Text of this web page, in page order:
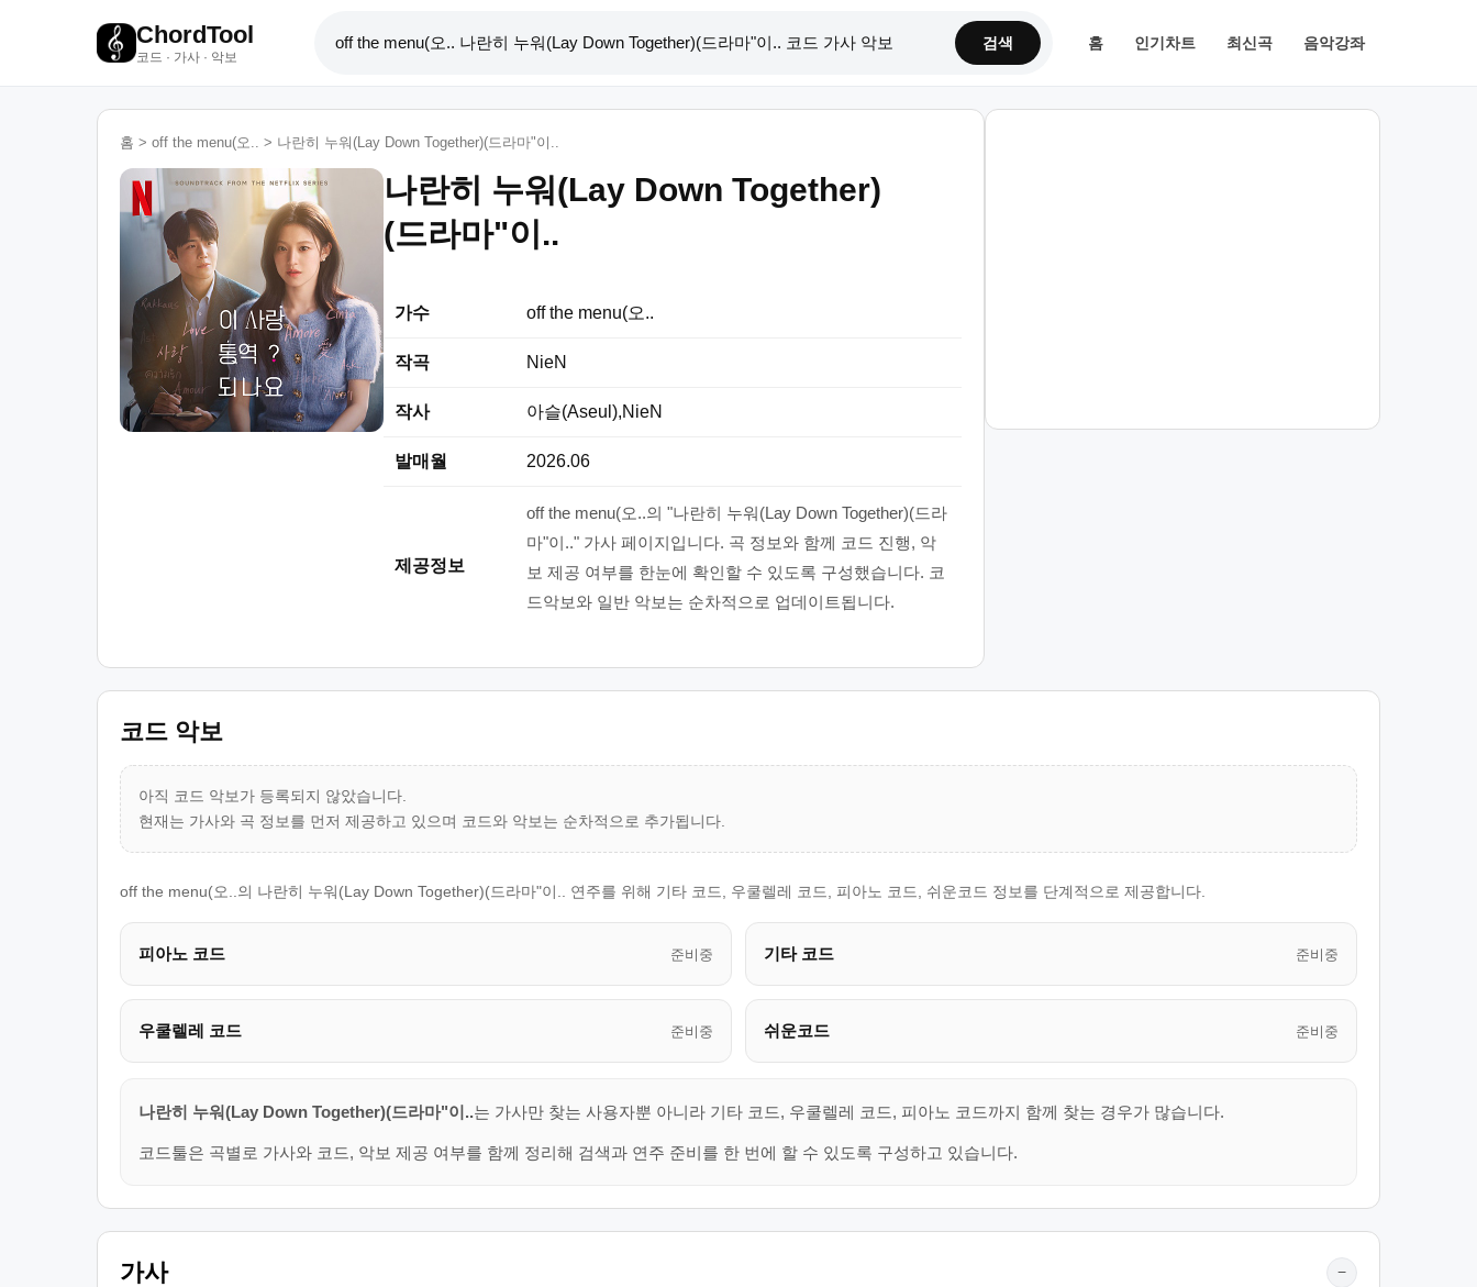
ChordTool
코드 · 가사 · 악보
검색 홈 인기차트 최신곡 음악강좌
홈 > off the menu(오.. > 나란히 누워(Lay Down Together)(드라마"이..
나란히 누워(Lay Down Together)
(드라마"이..
가수 off the menu(오..
작곡 NieN
작사 아슬(Aseul),NieN
발매월 2026.06
제공정보
off the menu(오..의 "나란히 누워(Lay Down Together)(드라
마"이.." 가사 페이지입니다. 곡 정보와 함께 코드 진행, 악
보 제공 여부를 한눈에 확인할 수 있도록 구성했습니다. 코
드악보와 일반 악보는 순차적으로 업데이트됩니다.
코드 악보
아직 코드 악보가 등록되지 않았습니다.
현재는 가사와 곡 정보를 먼저 제공하고 있으며 코드와 악보는 순차적으로 추가됩니다.
off the menu(오..의 나란히 누워(Lay Down Together)(드라마"이.. 연주를 위해 기타 코드, 우쿨렐레 코드, 피아노 코드, 쉬운코드 정보를 단계적으로 제공합니다.
피아노 코드 준비중 기타 코드 준비중
우쿨렐레 코드 준비중 쉬운코드 준비중
나란히 누워(Lay Down Together)(드라마"이..는 가사만 찾는 사용자뿐 아니라 기타 코드, 우쿨렐레 코드, 피아노 코드까지 함께 찾는 경우가 많습니다.
코드툴은 곡별로 가사와 코드, 악보 제공 여부를 함께 정리해 검색과 연주 준비를 한 번에 할 수 있도록 구성하고 있습니다.
가사 −